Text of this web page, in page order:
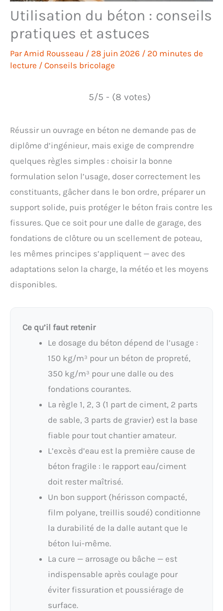
Utilisation du béton : conseils
pratiques et astuces
ParAmid Rousseau / 28 juin 2026 / 20 minutes de
lecture / Conseils bricolage
5/5 - (8 votes)
Réussir un ouvrage en béton ne demande pas de
diplôme d’ingénieur, mais exige de comprendre
quelques règles simples : choisir la bonne
formulation selon l’usage, doser correctement les
constituants, gâcher dans le bon ordre, préparer un
support solide, puis protéger le béton frais contre les
fissures. Que ce soit pour une dalle de garage, des
fondations de clôture ou un scellement de poteau,
les mêmes principes s’appliquent — avec des
adaptations selon la charge, la météo et les moyens
disponibles.
Ce qu’il faut retenir
Le dosage du béton dépend de l’usage :
150 kg/m³ pour un béton de propreté,
350 kg/m³ pour une dalle ou des
fondations courantes.
La règle 1, 2, 3 (1 part de ciment, 2 parts
de sable, 3 parts de gravier) est la base
fiable pour tout chantier amateur.
L’excès d’eau est la première cause de
béton fragile : le rapport eau/ciment
doit rester maîtrisé.
Un bon support (hérisson compacté,
film polyane, treillis soudé) conditionne
la durabilité de la dalle autant que le
béton lui-même.
La cure — arrosage ou bâche — est
indispensable après coulage pour
éviter fissuration et poussiérage de
surface.